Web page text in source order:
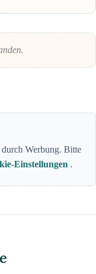
Werbung. Bitte
Einstellungen .